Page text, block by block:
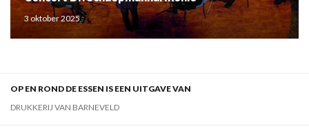
3 oktober 2025
OP EN ROND DE ESSEN IS EEN UITGAVE VAN
DRUKKERIJ VAN BARNEVELD